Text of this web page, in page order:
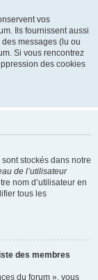
vos
Ils fournissent aussi
messages (lu ou
Si vous rencontrez
des cookies
stockés dans notre
de l’utilisateur
nom d’utilisateur en
tous les
des membres
du forum », vous